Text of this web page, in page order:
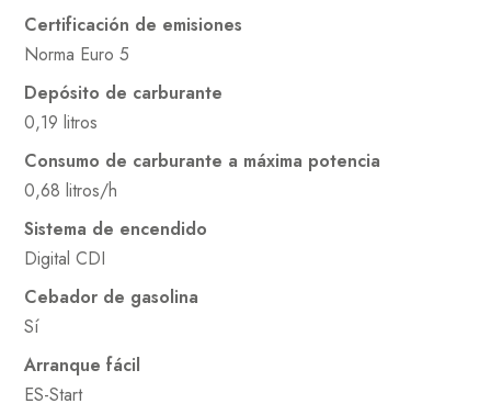
Certificación de emisiones
Norma Euro 5
Depósito de carburante
0,19 litros
Consumo de carburante a máxima potencia
0,68 litros/h
Sistema de encendido
Digital CDI
Cebador de gasolina
Sí
Arranque fácil
ES-Start